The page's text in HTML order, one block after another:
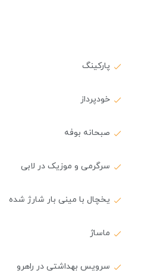
پارکینگ
خودپرداز
صبحانه بوفه
سرگرمی و موزیک در لابی
یخچال با مینی بار شارژ شده
ماساژ
سرویس بهداشتی در راهرو